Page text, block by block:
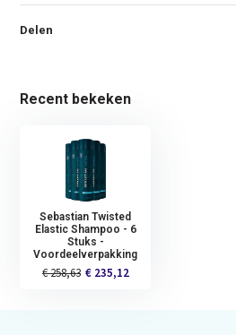
Delen
Recent bekeken
Sebastian Twisted
Elastic Shampoo - 6
Stuks -
Voordeelverpakking
€ 258,63 € 235,12